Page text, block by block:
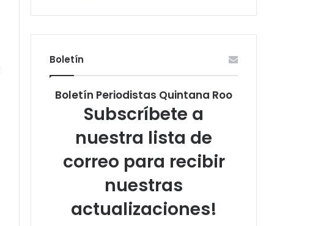
Boletín
Boletín Periodistas Quintana Roo
Subscríbete a
nuestra lista de
correo para recibir
nuestras
actualizaciones!